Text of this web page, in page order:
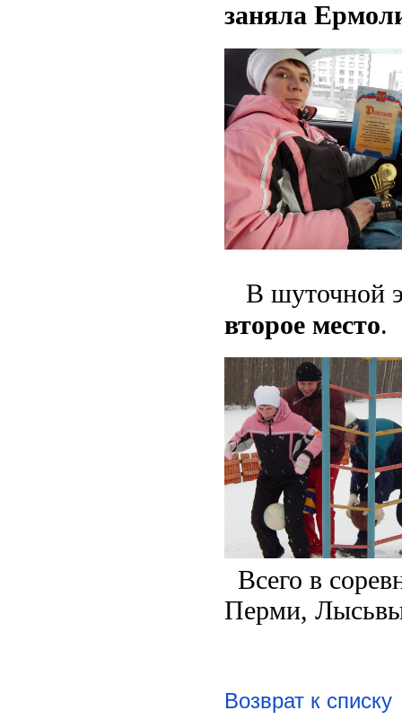
заняла
В шуточной
второе место.
Всего в
Перми,
Возврат к списку